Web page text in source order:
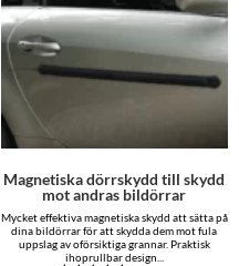
Magnetiska dörrskydd till skydd
mot andras bildörrar
Mycket effektiva magnetiska skydd att sätta på
dina bildörrar för att skydda dem mot fula
uppslag av oförsiktiga grannar. Praktisk
ihoprullbar design...